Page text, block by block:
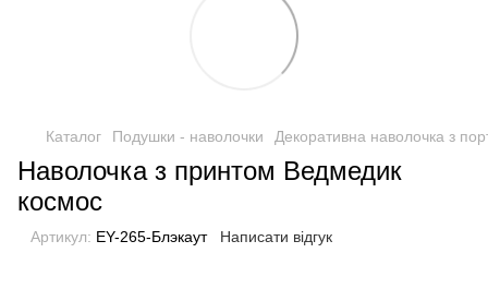
Каталог Подушки - наволочки Декоративна наволочка з
Наволочка з принтом Ведмедик
космос
Артикул: EY-265-Блэкаут Написати відгук